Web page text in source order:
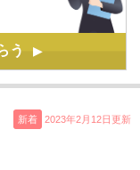
う ▶
新着 2023年2月12日更新